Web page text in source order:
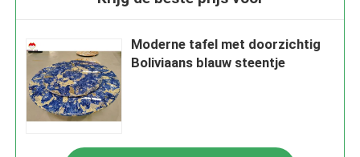
Moderne tafel met doorzichtig
Boliviaans blauw steentje